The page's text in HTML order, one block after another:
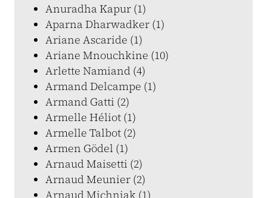
Anuradha Kapur (1)
Aparna Dharwadker (1)
Ariane Ascaride (1)
Ariane Mnouchkine (10)
Arlette Namiand (4)
Armand Delcampe (1)
Armand Gatti (2)
Armelle Héliot (1)
Armelle Talbot (2)
Armen Gödel (1)
Arnaud Maisetti (2)
Arnaud Meunier (2)
Arnaud Michniak (1)